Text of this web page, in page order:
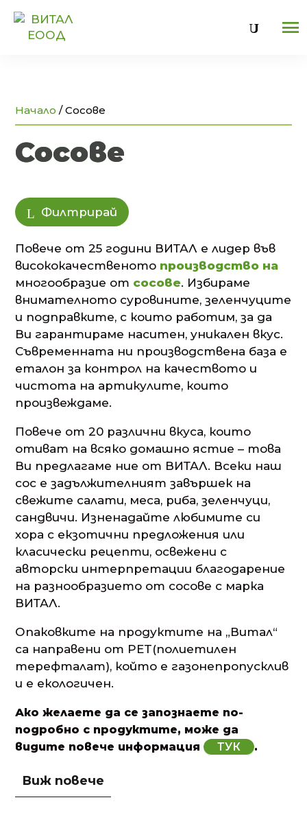
U
Начало /Сосове
Сосове
Филтрирай
Повече от 25 години ВИТАЛ е лидер във
висококачественото производство на
многообразие от сосове. Избираме
внимателното суровините, зеленчуците
и подправките, с които работим, за да
Ви гарантираме наситен, уникален вкус.
Съвременната ни производствена база е
еталон за контрол на качеството и
чистота на артикулите, които
произвеждаме.
Повече от 20 различни вкуса, които
отиват на всяко домашно ястие – това
Ви предлагаме ние от ВИТАЛ. Всеки наш
сос е задължителният завършек на
свежите салати, меса, риба, зеленчуци,
сандвичи. Изненадайте любимите си
хора с екзотични предложения или
класически рецепти, освежени с
авторски интерпретации благодарение
на разнообразието от сосове с марка
ВИТАЛ.
Опаковките на продуктите на „Витал“
са направени от PET(полиетилен
терефталат), който е газонепропусклив
и е екологичен.
Ако желаете да се запознаете по-
подробно с продуктите, може да
видите повече информация
ТУК .
Производство на
сосове с традиции